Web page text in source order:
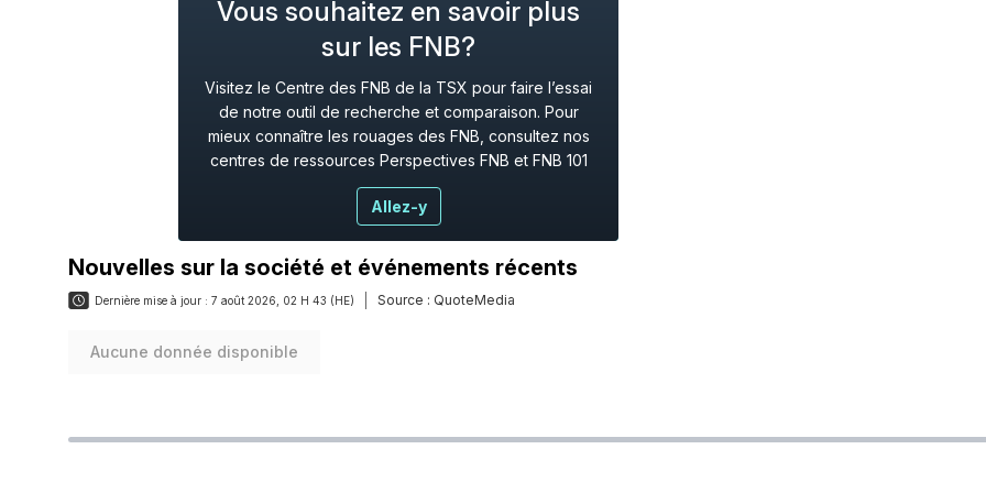
Vous souhaitez en savoir plus
sur les FNB?
Visitez le Centre des FNB de la TSX pour faire l’essai
de notre outil de recherche et comparaison. Pour
mieux connaître les rouages des FNB, consultez nos
centres de ressources Perspectives FNB et FNB 101
Allez-y
Nouvelles sur la société et événements récents
Dernière mise à jour : 7 août 2026, 02 H 43 (HE) Source : QuoteMedia
Aucune donnée disponible